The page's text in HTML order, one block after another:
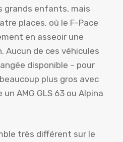
grands enfants, mais
places, où le F-Pace
en asseoir une
Aucun de ces véhicules
disponible – pour
plus gros avec
AMG GLS 63 ou Alpina
très différent sur le